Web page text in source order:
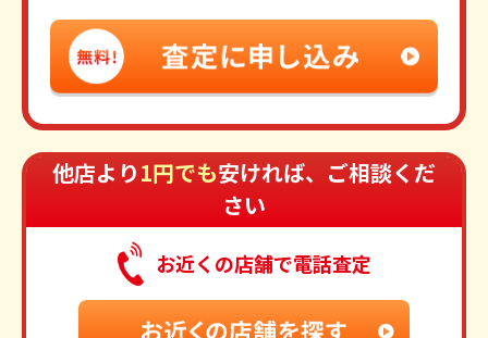
他店より1円でも安ければ、ご相談くだ
さい
お近くの店舗で電話査定